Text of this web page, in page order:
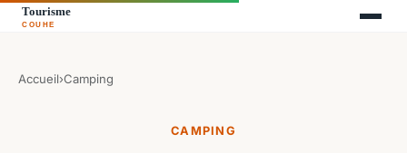
Accueil›Camping
CAMPING